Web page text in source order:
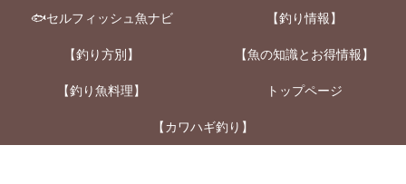
🐟セルフィッシュ魚ナビ 【釣り情報】
【釣り方別】 【魚の知識とお得情報】
【釣り魚料理】 トップページ
【カワハギ釣り】